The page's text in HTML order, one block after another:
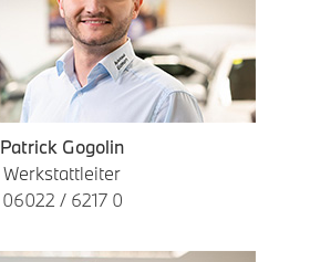
Patrick Gogolin
Werkstattleiter
06022 / 6217 0